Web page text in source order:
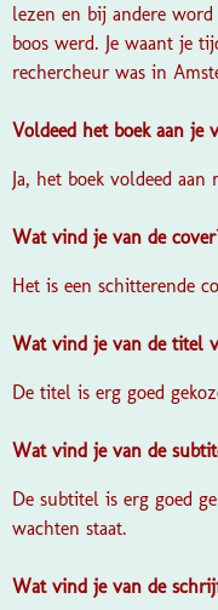
lezen en bij andere
boos werd. Je waant je
rechercheur was in
Voldeed het boek aan je
Ja, het boek voldeed
Wat vind je van de
Het is een schitterende
Wat vind je van de titel
De titel is erg goed
Wat vind je van de
De subtitel is erg goed
wachten staat.
Wat vind je van de